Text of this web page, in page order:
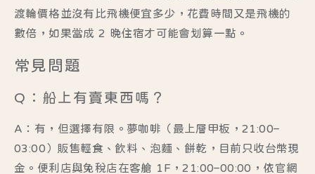
渡輪價格並沒有比飛機便宜多少，花費時間又是飛機的
數倍，如果當成 2 晚住宿才可能會划算一點。
常見問題
Q：船上有賣東西嗎？
A：有，但選擇有限。夢咖啡（最上層甲板，21:00–
03:00）販售輕食、飲料、泡麵、餅乾，目前只收台幣現
金。便利店與免稅店在客艙 1F，21:00–00:00，依官網